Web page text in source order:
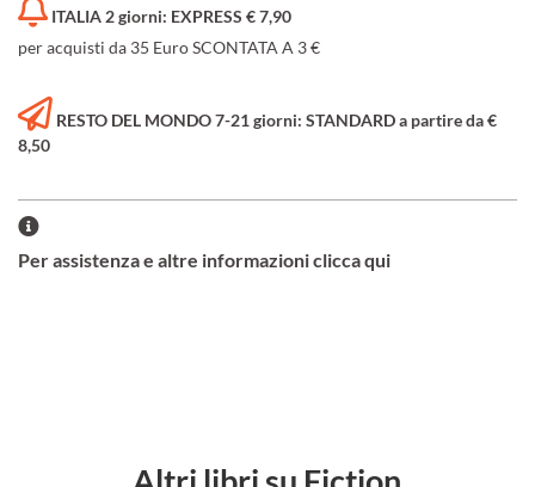
ITALIA 2 giorni: EXPRESS € 7,90
per acquisti da 35 Euro SCONTATA A 3 €
RESTO DEL MONDO 7-21 giorni: STANDARD a partire da €
8,50
Per assistenza e altre informazioni clicca qui